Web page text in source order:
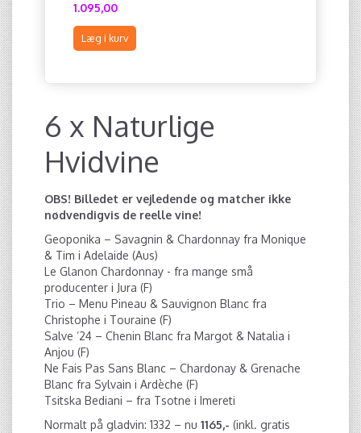
1.095,00
Læg i kurv
1.460,00
Læg i
6 x Naturlige
Hvidvine
OBS! Billedet er vejledende og matcher ikke
nødvendigvis de reelle vine!
Geoponika – Savagnin & Chardonnay fra Monique
& Tim i Adelaide (Aus)
Le Glanon Chardonnay - fra mange små
producenter i Jura (F)
Trio – Menu Pineau & Sauvignon Blanc fra
Christophe i Touraine (F)
Salve ’24 – Chenin Blanc fra Margot & Natalia i
Anjou (F)
Ne Fais Pas Sans Blanc – Chardonay & Grenache
Blanc fra Sylvain i Ardèche (F)
Tsitska Bediani – fra Tsotne i Imereti
Normalt på gladvin: 1332 – nu 1165,- (inkl. gratis